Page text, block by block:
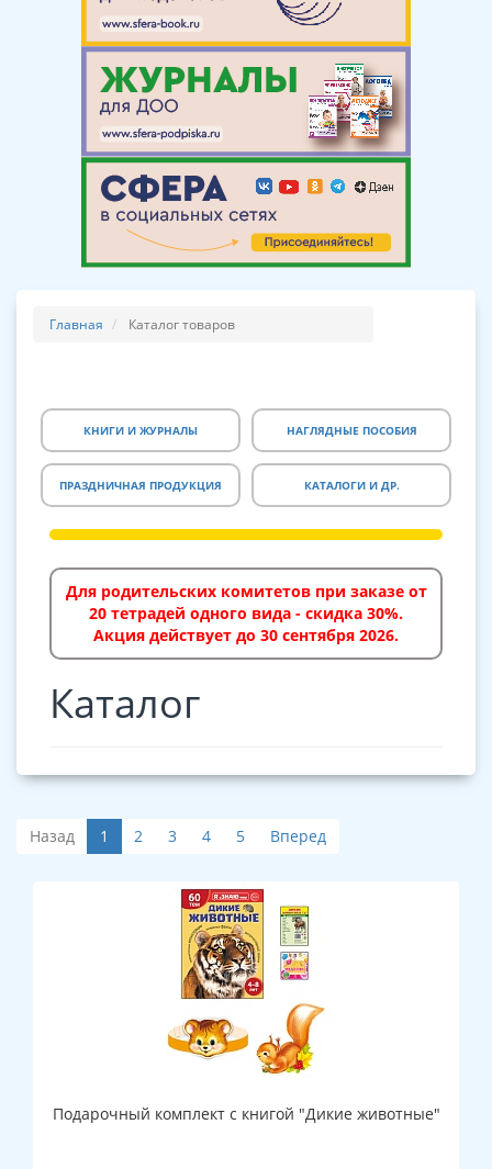
Главная Каталог товаров
КНИГИ И ЖУРНАЛЫ НАГЛЯДНЫЕ ПОСОБИЯ
ПРАЗДНИЧНАЯ ПРОДУКЦИЯ КАТАЛОГИ И ДР.
Для родительских комитетов при заказе от
20 тетрадей одного вида - скидка 30%.
Акция действует до 30 сентября 2026.
Каталог
Назад 1 2 3 4 5 Вперед
Подарочный комплект с книгой "Дикие животные"